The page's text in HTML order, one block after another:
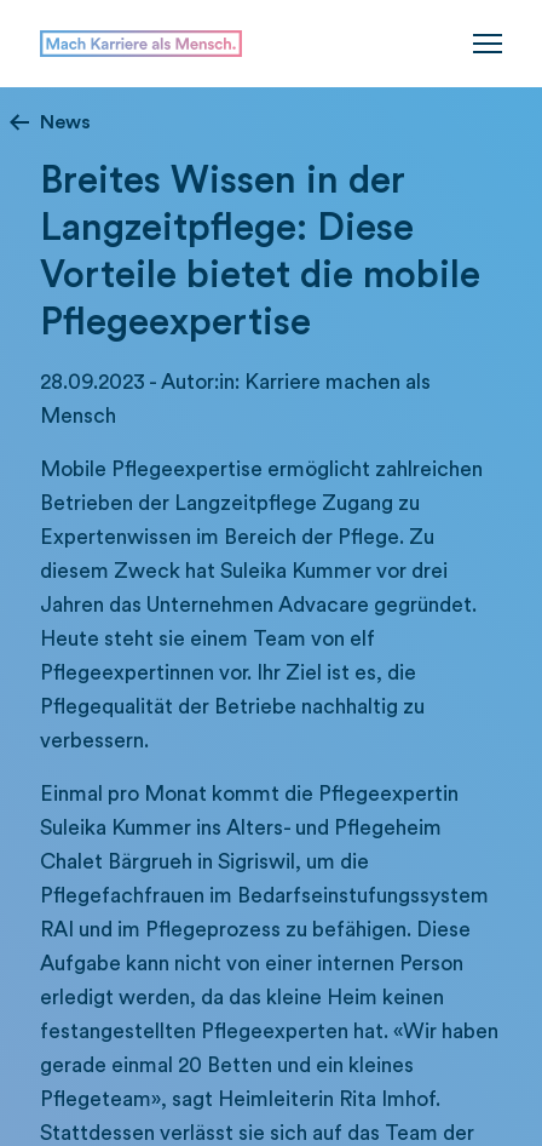
News
Breites Wissen in der
Langzeitpflege: Diese
Vorteile bietet die mobile
Pflegeexpertise
28.09.2023 - Autor:in: Karriere machen als
Mensch
Mobile Pflegeexpertise ermöglicht zahlreichen
Betrieben der Langzeitpflege Zugang zu
Expertenwissen im Bereich der Pflege. Zu
diesem Zweck hat Suleika Kummer vor drei
Jahren das Unternehmen Advacare gegründet.
Heute steht sie einem Team von elf
Pflegeexpertinnen vor. Ihr Ziel ist es, die
Pflegequalität der Betriebe nachhaltig zu
verbessern.
Einmal pro Monat kommt die Pflegeexpertin
Suleika Kummer ins Alters- und Pflegeheim
Chalet Bärgrueh in Sigriswil, um die
Pflegefachfrauen im Bedarfseinstufungssystem
RAI und im Pflegeprozess zu befähigen. Diese
Aufgabe kann nicht von einer internen Person
erledigt werden, da das kleine Heim keinen
festangestellten Pflegeexperten hat. «Wir haben
gerade einmal 20 Betten und ein kleines
Pflegeteam», sagt Heimleiterin Rita Imhof.
Stattdessen verlässt sie sich auf das Team der